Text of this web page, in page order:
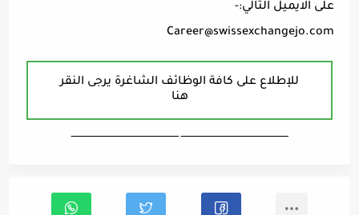
على الايميل التالي:-
Career@swissexchangejo.com
للإطلاع على كافة الوظائف الشاغرة يرجى النقر
هنا
ـــــــــــــــــــــــــــــــــــــــــــــــــــــــــــــــــــ ـــــــــــــــــــــــــــــــــــــــــــــــــــــــــــــــــــ